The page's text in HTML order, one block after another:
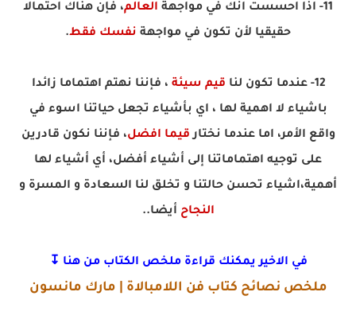
11- اذا احسست انك في مواجهة العالم، فإن هناك احتمالا
حقيقيا لأن تكون في مواجهة نفسك فقط.
12- عندما تكون لنا قيم سيئة ، فإننا نهتم اهتماما زائدا
باشياء لا اهمية لها ، اي بأشياء تجعل حياتنا اسوء في
واقع الأمر، اما عندما نختارقيما افضل، فإننا نكون قادرين
على توجيه اهتماماتنا إلى أشياء أفضل، أي أشياء لها
أهمية،اشياء تحسن حالتنا و تخلق لنا السعادة و المسرة و
النجاح أيضا..
في الاخير يمكنك قراءة ملخص الكتاب من هنا ↧
ملخص نصائح كتاب فن اللامبالاة مارك مانسون